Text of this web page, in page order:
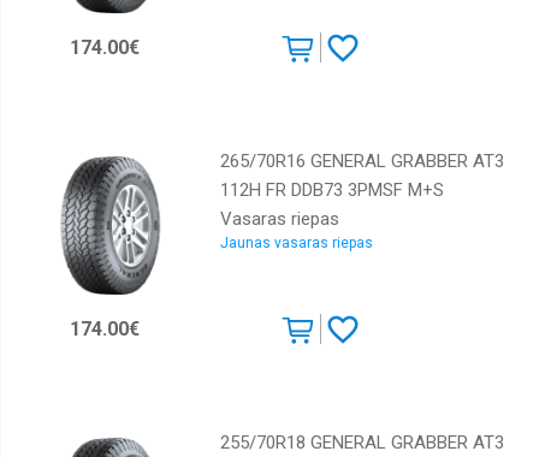
174.00€
265/70R16 GENERAL GRABBER AT3
112H FR DDB73 3PMSF M+S
Vasaras riepas
Jaunas vasaras riepas
174.00€
255/70R18 GENERAL GRABBER AT3